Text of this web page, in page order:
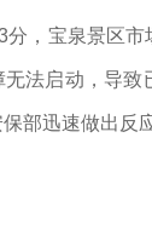
，宝泉景区市
法启动，导
部迅速做出反